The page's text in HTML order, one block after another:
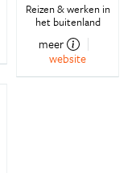
Reizen & werken in
het buitenland
meer
website